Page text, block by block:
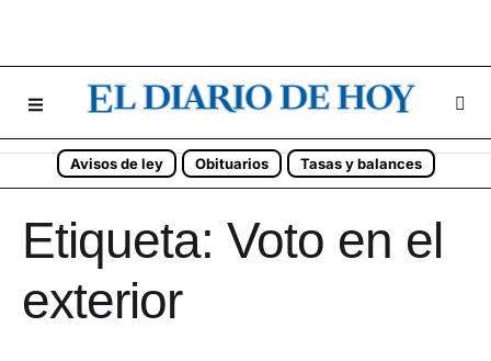
Avisos de ley Obituarios Tasas y balances
Etiqueta: Voto en el
exterior